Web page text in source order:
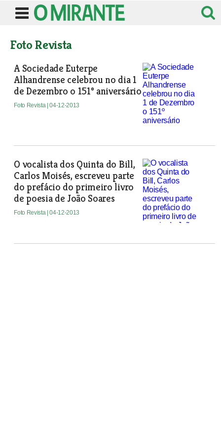
Foto Revista
A Sociedade Euterpe
Alhandrense celebrou no dia 1
de Dezembro o 151º aniversário
Foto Revista | 04-12-2013
O vocalista dos Quinta do Bill,
Carlos Moisés, escreveu parte
do prefácio do primeiro livro
de poesia de João Soares
Foto Revista | 04-12-2013